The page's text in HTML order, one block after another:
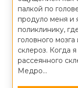
палкой по
продуло меня и
поликлинику,
головного
склероз. Когда
рассеянного
Медро...